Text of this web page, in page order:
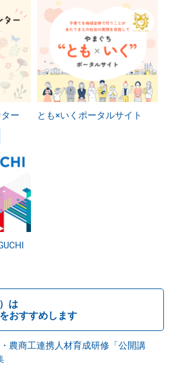
ー とも×いくポータルサイト
は
おすすめします
農商工連携人材育成研修「公開講